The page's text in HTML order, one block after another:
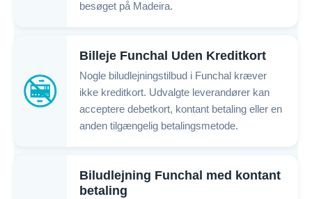
besøget på Madeira.
Billeje Funchal Uden Kreditkort
Nogle biludlejningstilbud i Funchal kræver
ikke kreditkort. Udvalgte leverandører kan
acceptere debetkort, kontant betaling eller en
anden tilgængelig betalingsmetode.
Biludlejning Funchal med kontant
betaling